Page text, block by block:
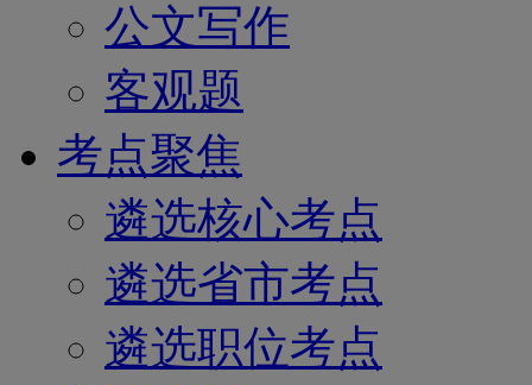
公文写作
客观题
考点聚焦
遴选核心考点
遴选省市考点
遴选职位考点